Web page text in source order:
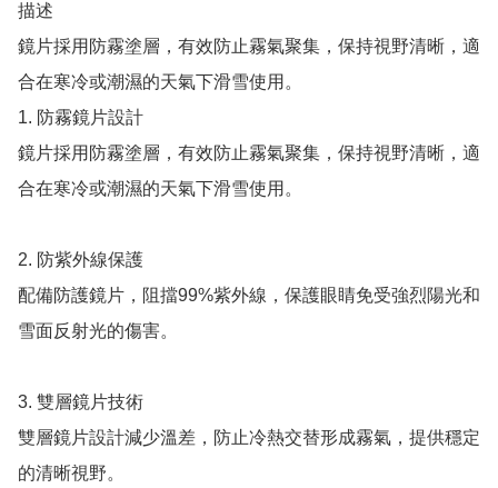
描述
鏡片採用防霧塗層，有效防止霧氣聚集，保持視野清晰，適
合在寒冷或潮濕的天氣下滑雪使用。
1. 防霧鏡片設計
鏡片採用防霧塗層，有效防止霧氣聚集，保持視野清晰，適
合在寒冷或潮濕的天氣下滑雪使用。
2. 防紫外線保護
配備防護鏡片，阻擋99%紫外線，保護眼睛免受強烈陽光和
雪面反射光的傷害。
3. 雙層鏡片技術
雙層鏡片設計減少溫差，防止冷熱交替形成霧氣，提供穩定
的清晰視野。